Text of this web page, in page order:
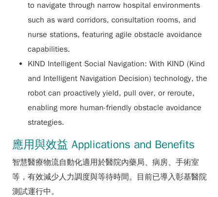
to navigate through narrow hospital environments
such as ward corridors, consultation rooms, and
nurse stations, featuring agile obstacle avoidance
capabilities.
KIND Intelligent Social Navigation: With KIND (Kind
and Intelligent Navigation Decision) technology, the
robot can proactively yield, pull over, or reroute,
enabling more human-friendly obstacle avoidance
strategies.
應用與效益 Applications and Benefits
智慧醫療物流自動化適用於醫院內藥局、病房、手術室
等，有效減少人力調度與等待時間。目前已導入彰基醫院
測試運行中。